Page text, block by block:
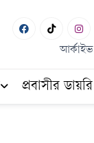
আর্কাইভ
প্রবাসীর ডায়রি